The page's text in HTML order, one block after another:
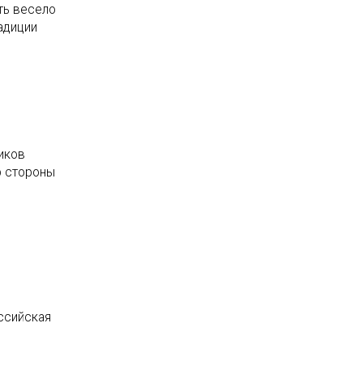
весело
стороны